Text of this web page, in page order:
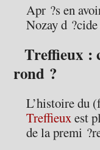
Apr ?s en
Nozay d
Treffieux :
rond ?
L’histoire du
Treffieux est
de la premi